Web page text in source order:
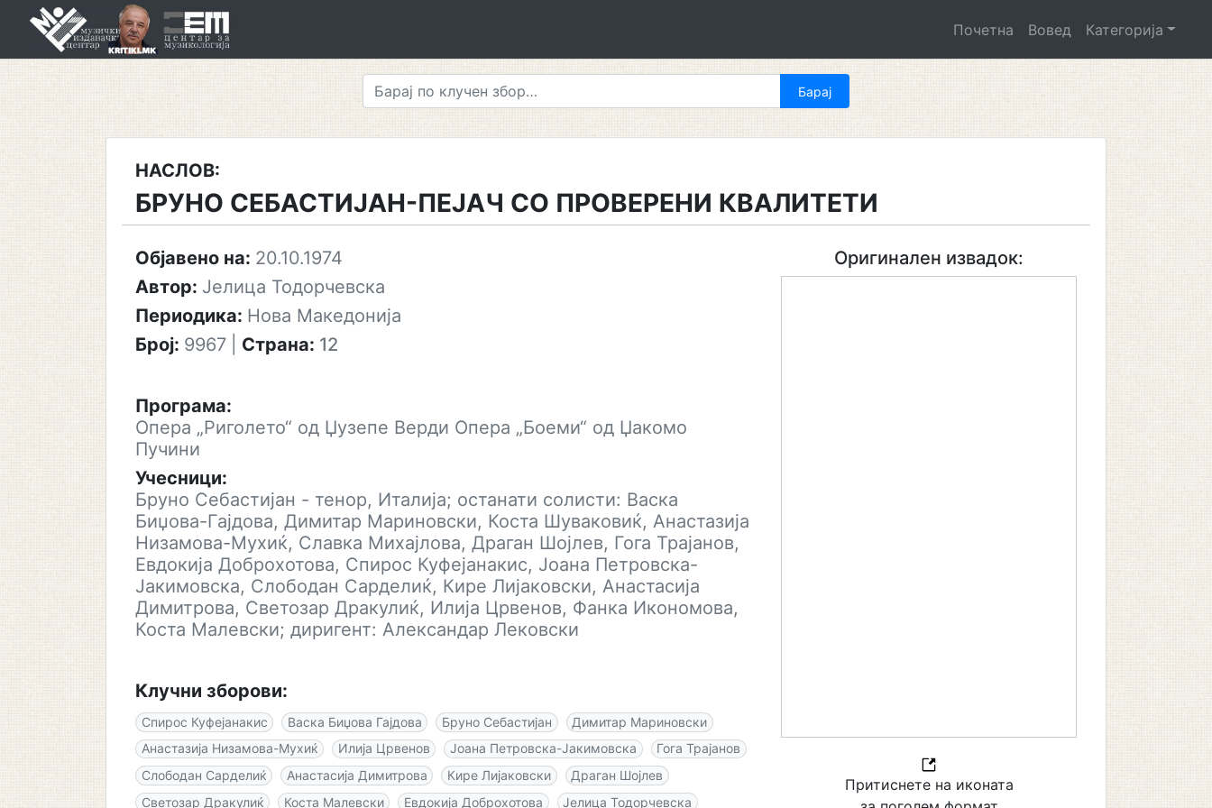
Почетна Вовед Категорија
НАСЛОВ:
БРУНО СЕБАСТИЈАН-ПЕЈАЧ СО ПРОВЕРЕНИ КВАЛИТЕТИ
Објавено на: 20.10.1974
Автор: Јелица Тодорчевска
Периодика: Нова Македонија
Број: 9967 Страна: 12
Програма:
Опера „Риголето“ од Џузепе Верди Опера „Боеми“ од Џакомо
Пучини
Учесници:
Бруно Себастијан - тенор, Италија; останати солисти: Васка
Биџова-Гајдова, Димитар Мариновски, Коста Шуваковиќ, Анастазија
Низамова-Мухиќ, Славка Михајлова, Драган Шојлев, Гога Трајанов,
Евдокија Доброхотова, Спирос Куфејанакис, Јоана Петровска-
Јакимовска, Слободан Сарделиќ, Кире Лијаковски, Анастасија
Димитрова, Светозар Дракулиќ, Илија Црвенов, Фанка Икономова,
Коста Малевски; диригент: Александар Лековски
Клучни зборови:
Спирос Куфејанакис Васка Биџова Гајдова Бруно Себастијан
Димитар Мариновски
Анастазија Низамова-Мухиќ
Илија Црвенов Јоана Петровска-Јакимовска
Гога Трајанов
Слободан Сарделиќ
Анастасија Димитрова Кире Лијаковски
Драган Шојлев
Светозар Дракулиќ
Коста Малевски Евдокија Доброхотова Јелица Тодорчевска
Оригинален извадок:
Притиснете на иконата